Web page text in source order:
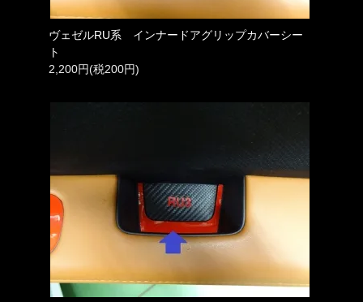
ヴェゼルRU系 インナードアグリップカバーシー
ト
2,200円(税200円)